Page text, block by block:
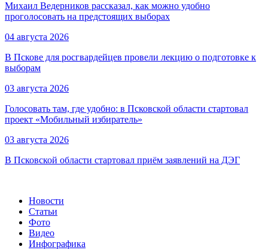
Михаил Ведерников рассказал, как можно удобно
проголосовать на предстоящих выборах
04 августа 2026
В Пскове для росгвардейцев провели лекцию о подготовке к
выборам
03 августа 2026
Голосовать там, где удобно: в Псковской области стартовал
проект «Мобильный избиратель»
03 августа 2026
В Псковской области стартовал приём заявлений на ДЭГ
Новости
Статьи
Фото
Видео
Инфографика